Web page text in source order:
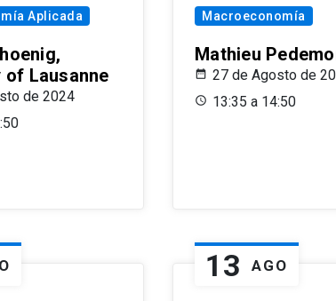
Aplicada
Lausanne
de 2024
Macroeconomía
Mathieu
27 de Agosto de
13:35 a 14:50
13 AGO